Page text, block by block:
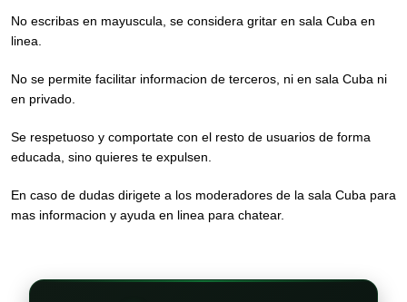
No escribas en mayuscula, se considera gritar en sala Cuba en
linea.
No se permite facilitar informacion de terceros, ni en sala Cuba ni
en privado.
Se respetuoso y comportate con el resto de usuarios de forma
educada, sino quieres te expulsen.
En caso de dudas dirigete a los moderadores de la sala Cuba para
mas informacion y ayuda en linea para chatear.